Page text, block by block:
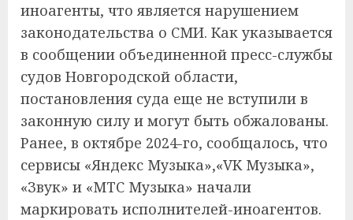
иноагенты, что является нарушением
законодательства о СМИ. Как указывается
в сообщении объединенной пресс-службы
судов Новгородской области,
постановления суда еще не вступили в
законную силу и могут быть обжалованы.
Ранее, в октябре 2024-го, сообщалось, что
сервисы «Яндекс Музыка»,«VK Музыка»,
«Звук» и «МТС Музыка» начали
маркировать исполнителей-иноагентов.